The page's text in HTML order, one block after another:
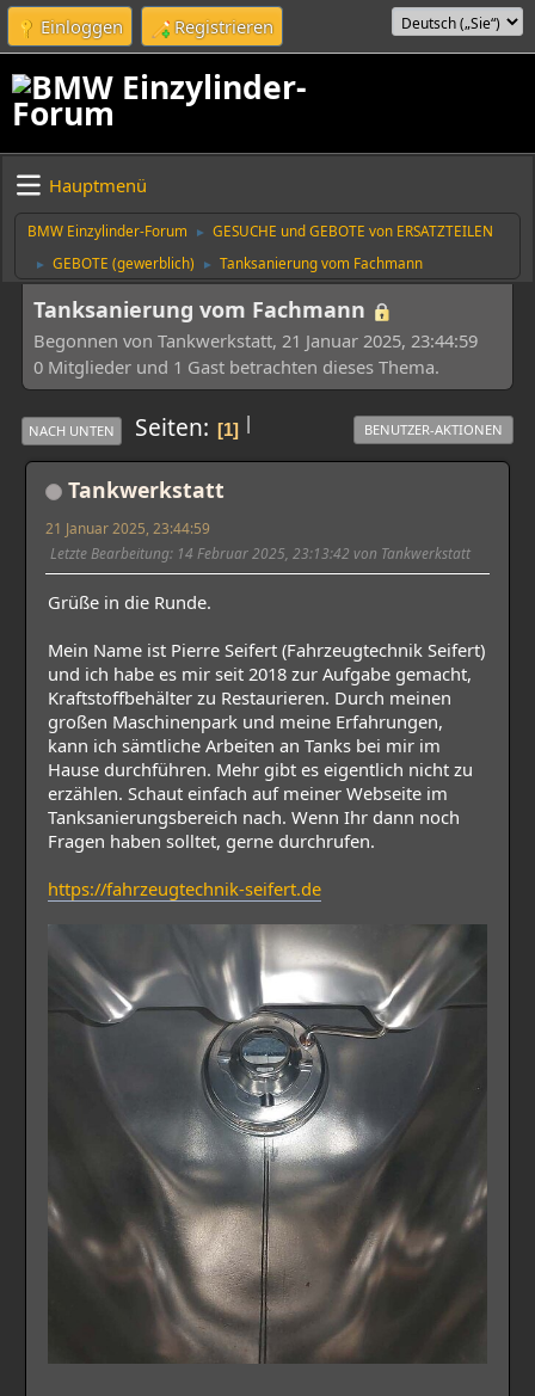
Einloggen Registrieren
Hauptmenü
BMW Einzylinder-Forum ► GESUCHE und GEBOTE von ERSATZTEILEN
► GEBOTE (gewerblich) ► Tanksanierung vom Fachmann
Tanksanierung vom Fachmann
Begonnen von Tankwerkstatt, 21 Januar 2025, 23:44:59
0 Mitglieder und 1 Gast betrachten dieses Thema.
|
NACH UNTEN Seiten 1 BENUTZER-AKTIONEN
Tankwerkstatt
21 Januar 2025, 23:44:59
Letzte Bearbeitung: 14 Februar 2025, 23:13:42 von Tankwerkstatt
Grüße in die Runde.
Mein Name ist Pierre Seifert (Fahrzeugtechnik Seifert)
und ich habe es mir seit 2018 zur Aufgabe gemacht,
Kraftstoffbehälter zu Restaurieren. Durch meinen
großen Maschinenpark und meine Erfahrungen,
kann ich sämtliche Arbeiten an Tanks bei mir im
Hause durchführen. Mehr gibt es eigentlich nicht zu
erzählen. Schaut einfach auf meiner Webseite im
Tanksanierungsbereich nach. Wenn Ihr dann noch
Fragen haben solltet, gerne durchrufen.
https://fahrzeugtechnik-seifert.de